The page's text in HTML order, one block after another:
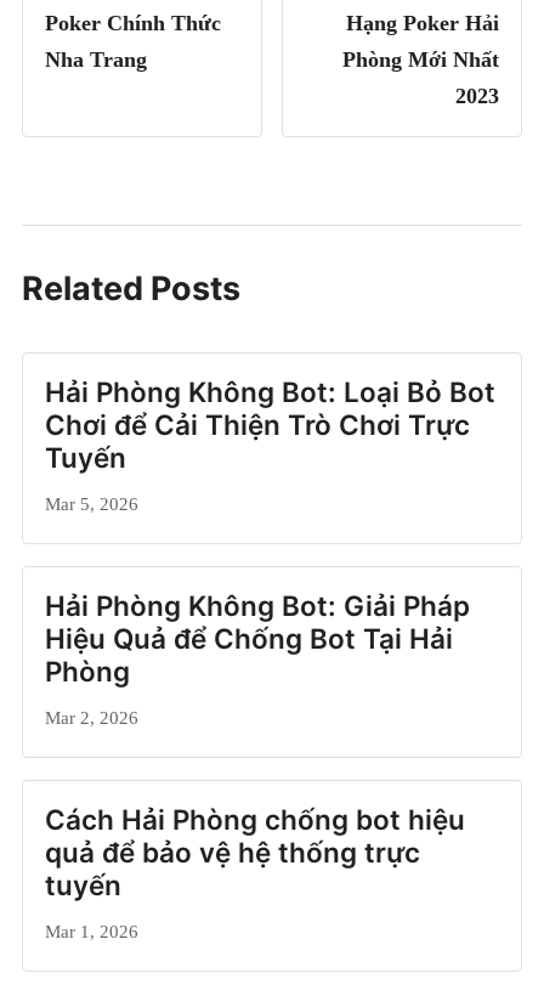
Poker Chính Thức
Nha Trang
Hạng Poker Hải
Phòng Mới Nhất
2023
Related Posts
Hải Phòng Không Bot: Loại Bỏ Bot
Chơi để Cải Thiện Trò Chơi Trực
Tuyến
Mar 5, 2026
Hải Phòng Không Bot: Giải Pháp
Hiệu Quả để Chống Bot Tại Hải
Phòng
Mar 2, 2026
Cách Hải Phòng chống bot hiệu
quả để bảo vệ hệ thống trực
tuyến
Mar 1, 2026